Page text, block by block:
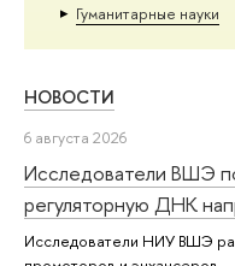
Гуманитарные науки
НОВОСТИ
6 августа 2026
Исследователи ВШЭ
регуляторную ДНК
Исследователи НИУ ВШЭ